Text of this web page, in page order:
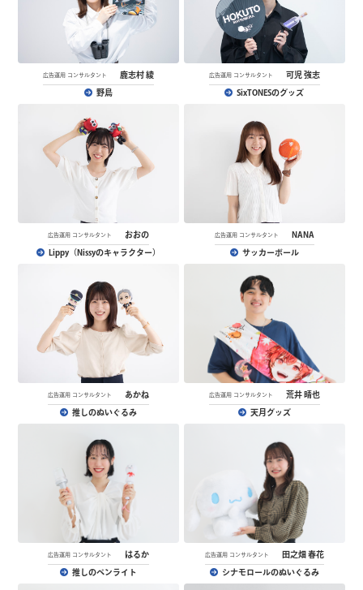
広告運用 コンサルタント 鹿志村 綾
野鳥
広告運用 コンサルタント 可児 強志
SixTONESのグッズ
広告運用 コンサルタント おおの
Lippy（Nissyのキャラクター）
広告運用 コンサルタント NANA
サッカーボール
広告運用 コンサルタント あかね
推しのぬいぐるみ
広告運用 コンサルタント 荒井 晴也
天月グッズ
広告運用 コンサルタント はるか
推しのペンライト
広告運用 コンサルタント 田之畑 春花
シナモロールのぬいぐるみ